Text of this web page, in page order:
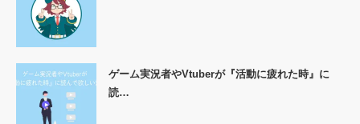
ゲーム実況者やVtuberが『活動に疲れた時』に
読…